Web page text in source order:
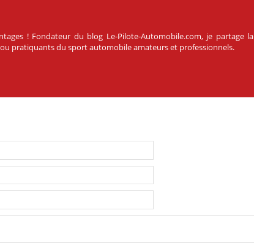
! Fondateur du blog Le-Pilote-Automobile.com, je partage la
pratiquants du sport automobile amateurs et professionnels.